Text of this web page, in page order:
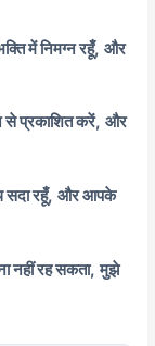
में निमग्न रहूँ, और
से प्रकाशित करें, और
रहूँ, और आपके
नहीं रह सकता, मुझे